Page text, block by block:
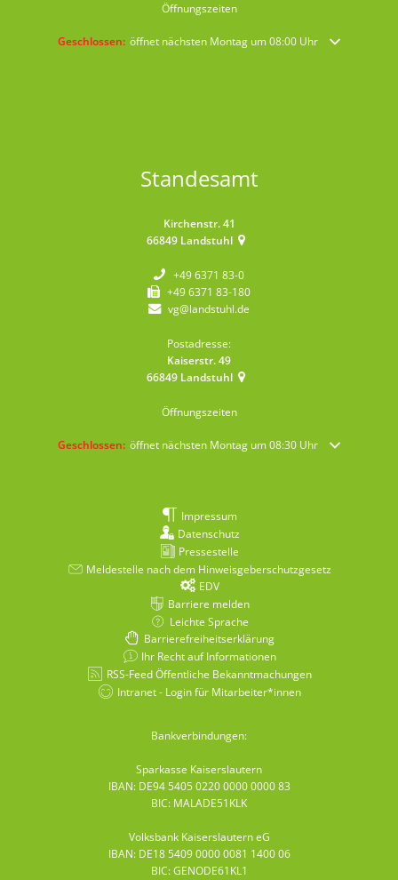
Öffnungszeiten
Klicken, um weitere Öffnungs- oder Schließzeiten auszublenden
Geschlossen: öffnet nächsten Montag um 08:00 Uhr
Standesamt
Kirchenstr. 41
66849 Landstuhl
+49 6371 83-0
+49 6371 83-180
vg@landstuhl.de
Postadresse:
Kaiserstr. 49
66849 Landstuhl
Öffnungszeiten
Klicken, um weitere Öffnungs- oder Schließzeiten auszublenden
Geschlossen: öffnet nächsten Montag um 08:30 Uhr
Impressum
Datenschutz
Pressestelle
Meldestelle nach dem Hinweisgeberschutzgesetz
EDV
Barriere melden
Leichte Sprache
Barrierefreiheitserklärung
Ihr Recht auf Informationen
RSS-Feed Öffentliche Bekanntmachungen
Intranet - Login für Mitarbeiter*innen
Bankverbindungen:
Sparkasse Kaiserslautern
IBAN: DE94 5405 0220 0000 0000 83
BIC: MALADE51KLK
Volksbank Kaiserslautern eG
IBAN: DE18 5409 0000 0081 1400 06
BIC: GENODE61KL1